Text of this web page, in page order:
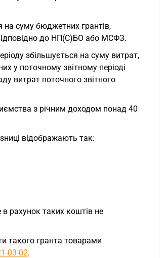
на суму бюджетних грантів,
до НП(С)БО або МСФЗ.
збільшується на суму витрат,
у поточному звітному періоді
витрат поточного звітного
з річним доходом понад 40
відображають так:
рахунок таких коштів не
такого гранта товарами
03-02.